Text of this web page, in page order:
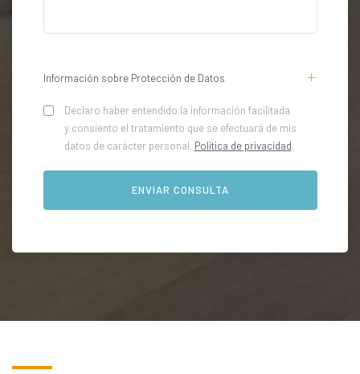
Información sobre Protección de Datos
Declaro haber entendido la información facilitada
y consiento el tratamiento que se efectuará de mis
datos de carácter personal. Política de privacidad.